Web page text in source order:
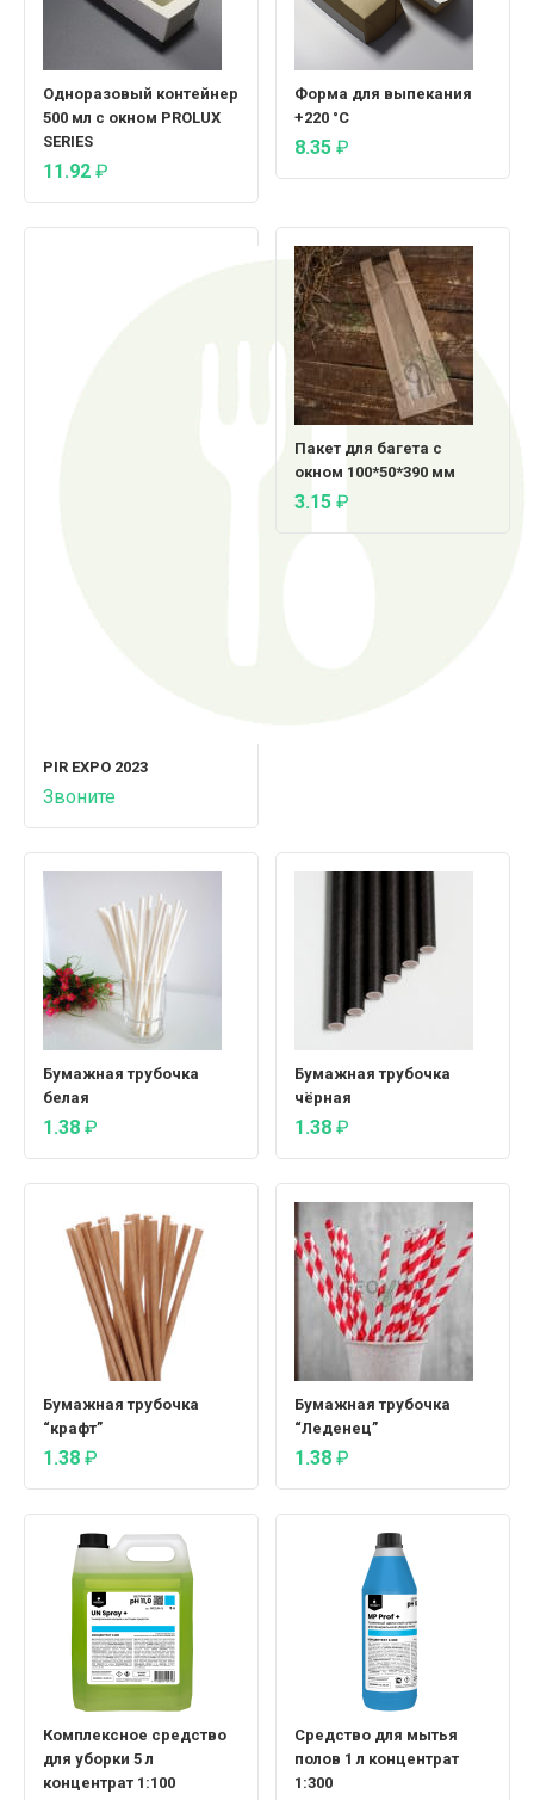
Одноразовый контейнер
500 мл с окном PROLUX
SERIES
11.92 ₽
Форма для выпекания
+220 °C
8.35 ₽
PIR EXPO 2023
Звоните
Пакет для багета с
окном 100*50*390 мм
3.15 ₽
Бумажная трубочка
белая
1.38 ₽
Бумажная трубочка
чёрная
1.38 ₽
Бумажная трубочка
“крафт”
1.38 ₽
Бумажная трубочка
“Леденец”
1.38 ₽
Комплексное средство
для уборки 5 л
концентрат 1:100
Средство для мытья
полов 1 л концентрат
1:300